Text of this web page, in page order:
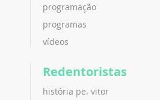
programação
programas
vídeos
Redentoristas
história pe. vitor